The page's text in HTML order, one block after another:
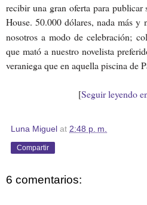
recibir una gran oferta para
House. 50.000 dólares, nada más y
nosotros a modo de celebración;
que mató a nuestro novelista
veraniega que en aquella piscina de
[Seguir leyendo
Luna Miguel at 2:48 p. m.
Compartir
6 comentarios: